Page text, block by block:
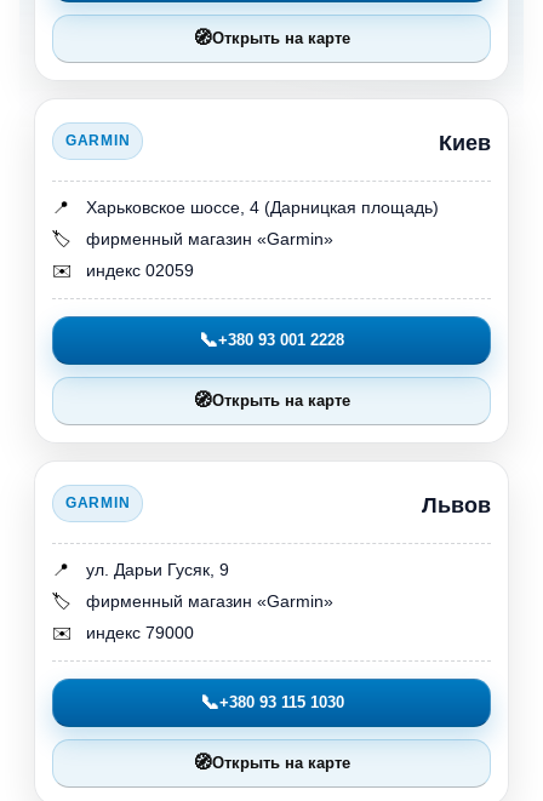
🧭Открыть на карте
GARMIN Киев
📍
Харьковское шоссе, 4 (Дарницкая площадь)
🏷️
фирменный магазин «Garmin»
✉️
индекс 02059
📞+380 93 001 2228
🧭Открыть на карте
GARMIN Львов
📍
ул. Дарьи Гусяк, 9
🏷️
фирменный магазин «Garmin»
✉️
индекс 79000
📞+380 93 115 1030
🧭Открыть на карте